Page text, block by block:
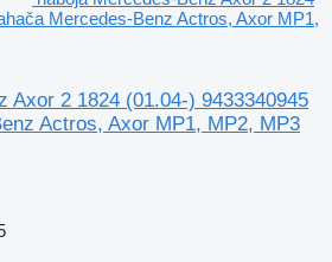
Mercedes-Benz Actros, Axor MP1,
Axor 2 1824 (01.04-) 9433340945
Actros, Axor MP1, MP2, MP3